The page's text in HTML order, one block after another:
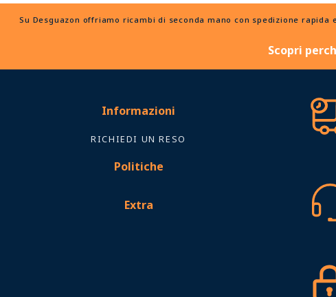
Su Desguazon offriamo ricambi di seconda mano con spedizione
Scopri
Informazioni
RICHIEDI UN RESO
Politiche
Extra